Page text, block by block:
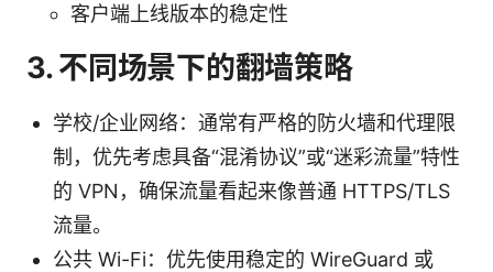
客户端上线版本的稳定性
3. 不同场景下的翻墙策略
学校/企业网络：通常有严格的防火墙和代理限
制，优先考虑具备“混淆协议”或“迷彩流量”特性
的 VPN，确保流量看起来像普通 HTTPS/TLS
流量。
公共 Wi-Fi：优先使用稳定的 WireGuard 或